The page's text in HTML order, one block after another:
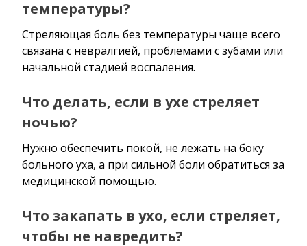
температуры?
Стреляющая боль без температуры чаще всего
связана с невралгией, проблемами с зубами или
начальной стадией воспаления.
Что делать, если в ухе стреляет
ночью?
Нужно обеспечить покой, не лежать на боку
больного уха, а при сильной боли обратиться за
медицинской помощью.
Что закапать в ухо, если стреляет,
чтобы не навредить?